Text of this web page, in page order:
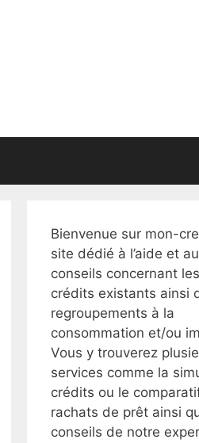
Bienvenue sur mon-
site dédié à l’aide et
conseils concernant
crédits existants ainsi
regroupements à la
consommation et/ou
Vous y trouverez
services comme la
crédits ou le
rachats de prêt ainsi
conseils de notre